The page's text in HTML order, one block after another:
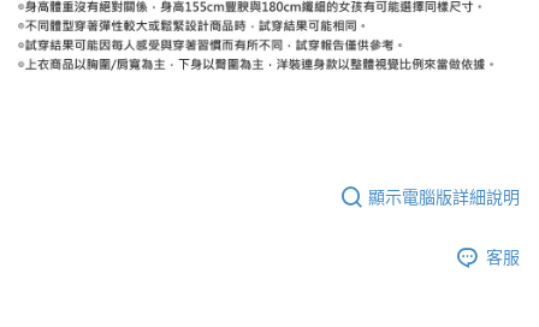
顯示電腦版詳細說明
客服